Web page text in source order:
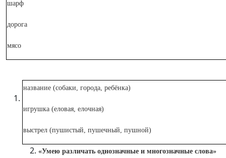
шарф
дорога
мясо
название (собаки, города, ребёнка)
игрушка (еловая, елочная)
выстрел (пушистый, пушечный, пушной)
«Умею различать однозначные и многозначные слова»